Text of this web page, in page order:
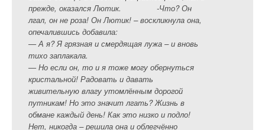
прежде, оказался Лютик. -Что? Он
лгал, он не роза! Он Лютик! – воскликнула она,
опечалившись добавила:
— А я? Я грязная и смердящая лужа – и вновь
тихо заплакала.
— Но если он, то и я тоже могу обернуться
кристальной! Радовать и давать
живительную влагу утомлённым дорогой
путникам! Но это значит лгать? Жизнь в
обмане каждый день! Как это низко и подло!
Нет, никогда – решила она и облегчённо